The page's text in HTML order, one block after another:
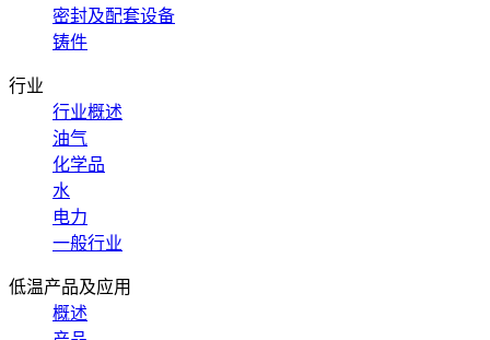
密封及配套设备
铸件
行业
行业概述
油气
化学品
水
电力
一般行业
低温产品及应用
概述